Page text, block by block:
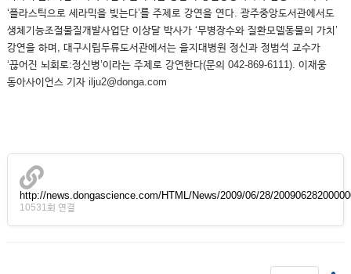
‘플라스틱으로 세라믹을 빚는다’를 주제로 강연을 연다. 광주중앙도서관에서도
생체기능조절물질개발사업단 이상달 박사가 ‘무병장수와 질환모델동물의 가치’
강연을 하며, 대구시립두류도서관에서는 을지대병원 정신과 정범석 교수가
‘끊어진 뇌회로:정신병’이라는 주제로 강연한다(문의 042-869-6111). 이재웅
동아사이언스 기자 ilju2@donga.com
http://news.dongascience.com/HTML/News/2009/06/28/
10531회 연결